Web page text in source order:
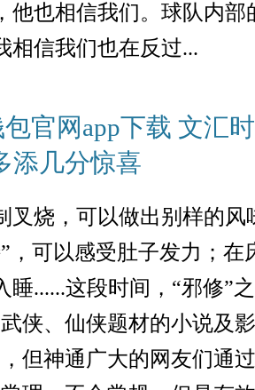
他也相信我们。球队内
相信我们也在反过...
官网app下载 文汇
添几分惊喜
叉烧，可以做出别样的
，可以感受肚子发力；
睡......这段时间，“邪修”
侠、仙侠题材的小说及
但神通广大的网友们通